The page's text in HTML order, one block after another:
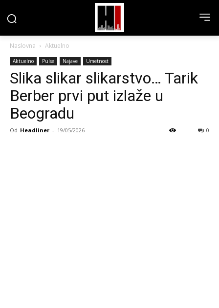
Naslovna Aktuelno
Aktuelno Pulse Najave Umetnost
Slika slikar slikarstvo… Tarik
Berber prvi put izlaže u
Beogradu
Od Headliner - 19/05/2026 0